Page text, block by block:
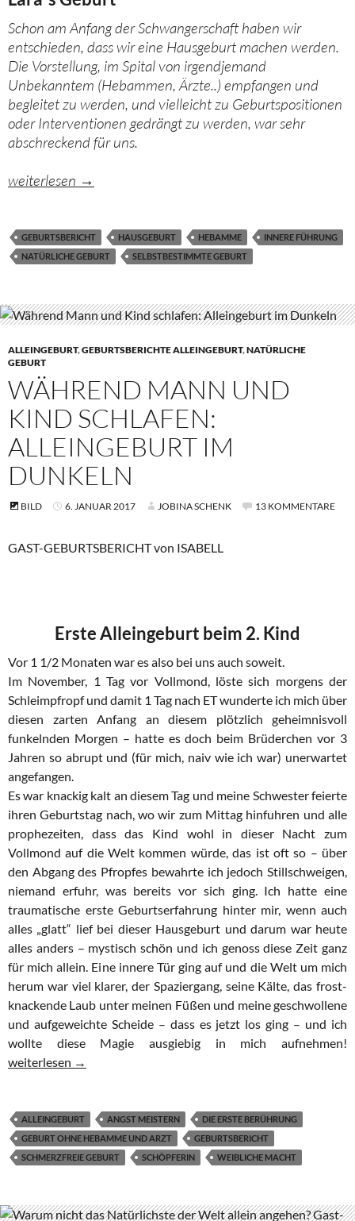
Schon am Anfang der Schwangerschaft haben wir
entschieden, dass wir eine Hausgeburt machen werden.
Die Vorstellung, im Spital von irgendjemand
Unbekanntem (Hebammen, Ärzte..) empfangen und
begleitet zu werden, und vielleicht zu Geburtspositionen
oder Interventionen gedrängt zu werden, war sehr
abschreckend für uns.
Wenn die Erstgebärende mehr weiß, als die Hebamme …
weiterlesen →
GEBURTSBERICHT HAUSGEBURT HEBAMME
INNERE FÜHRUNG
NATÜRLICHE GEBURT
SELBSTBESTIMMTE GEBURT
ALLEINGEBURT,GEBURTSBERICHTE ALLEINGEBURT,NATÜRLICHE
GEBURT
WÄHREND MANN UND
KIND SCHLAFEN:
ALLEINGEBURT IM
DUNKELN
BILD 6. JANUAR 2017 JOBINA SCHENK 13 KOMMENTARE
GAST-GEBURTSBERICHT von ISABELL
Erste Alleingeburt beim 2. Kind
Vor 1 1/2 Monaten war es also bei uns auch soweit.
Im November, 1 Tag vor Vollmond, löste sich morgens der
Schleimpfropf und damit 1 Tag nach ET wunderte ich mich über
diesen zarten Anfang an diesem plötzlich geheimnisvoll
funkelnden Morgen – hatte es doch beim Brüderchen vor 3
Jahren so abrupt und (für mich, naiv wie ich war) unerwartet
angefangen.
Es war knackig kalt an diesem Tag und meine Schwester feierte
ihren Geburtstag nach, wo wir zum Mittag hinfuhren und alle
prophezeiten, dass das Kind wohl in dieser Nacht zum
Vollmond auf die Welt kommen würde, das ist oft so – über
den Abgang des Pfropfes bewahrte ich jedoch Stillschweigen,
niemand erfuhr, was bereits vor sich ging. Ich hatte eine
traumatische erste Geburtserfahrung hinter mir, wenn auch
alles „glatt“ lief bei dieser Hausgeburt und darum war heute
alles anders – mystisch schön und ich genoss diese Zeit ganz
für mich allein. Eine innere Tür ging auf und die Welt um mich
herum war viel klarer, der Spaziergang, seine Kälte, das frost-
knackende Laub unter meinen Füßen und meine geschwollene
und aufgeweichte Scheide – dass es jetzt los ging – und ich
wollte diese Magie ausgiebig in mich aufnehmen!
Während Mann und Kind schlafen: Alleingeburt im Dunkeln
weiterlesen →
ALLEINGEBURT ANGST MEISTERN
DIE ERSTE BERÜHRUNG
GEBURT OHNE HEBAMME UND ARZT
GEBURTSBERICHT
SCHMERZFREIE GEBURT
SCHÖPFERIN WEIBLICHE MACHT